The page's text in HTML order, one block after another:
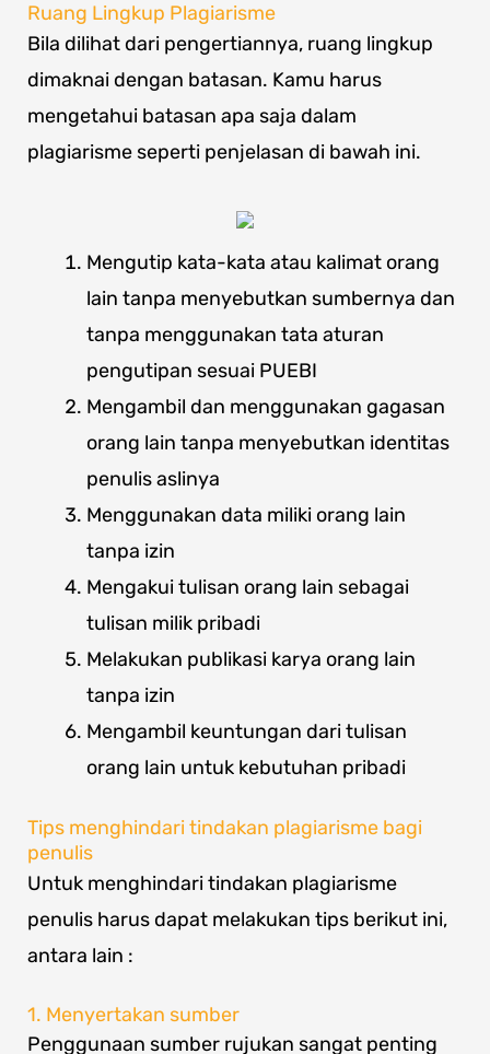
Ruang Lingkup Plagiarisme
Bila dilihat dari pengertiannya, ruang lingkup
dimaknai dengan batasan. Kamu harus
mengetahui batasan apa saja dalam
plagiarisme seperti penjelasan di bawah ini.
Mengutip kata-kata atau kalimat orang
lain tanpa menyebutkan sumbernya dan
tanpa menggunakan tata aturan
pengutipan sesuai PUEBI
Mengambil dan menggunakan gagasan
orang lain tanpa menyebutkan identitas
penulis aslinya
Menggunakan data miliki orang lain
tanpa izin
Mengakui tulisan orang lain sebagai
tulisan milik pribadi
Melakukan publikasi karya orang lain
tanpa izin
Mengambil keuntungan dari tulisan
orang lain untuk kebutuhan pribadi
Tips menghindari tindakan plagiarisme bagi
penulis
Untuk menghindari tindakan plagiarisme
penulis harus dapat melakukan tips berikut ini,
antara lain :
1. Menyertakan sumber
Penggunaan sumber rujukan sangat penting